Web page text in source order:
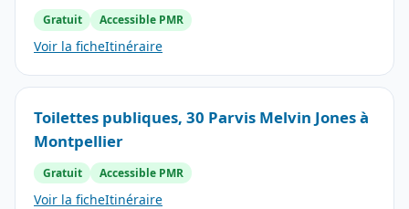
Gratuit Accessible PMR
Voir la ficheItinéraire
Toilettes publiques, 30 Parvis Melvin Jones à
Montpellier
Gratuit Accessible PMR
Voir la ficheItinéraire